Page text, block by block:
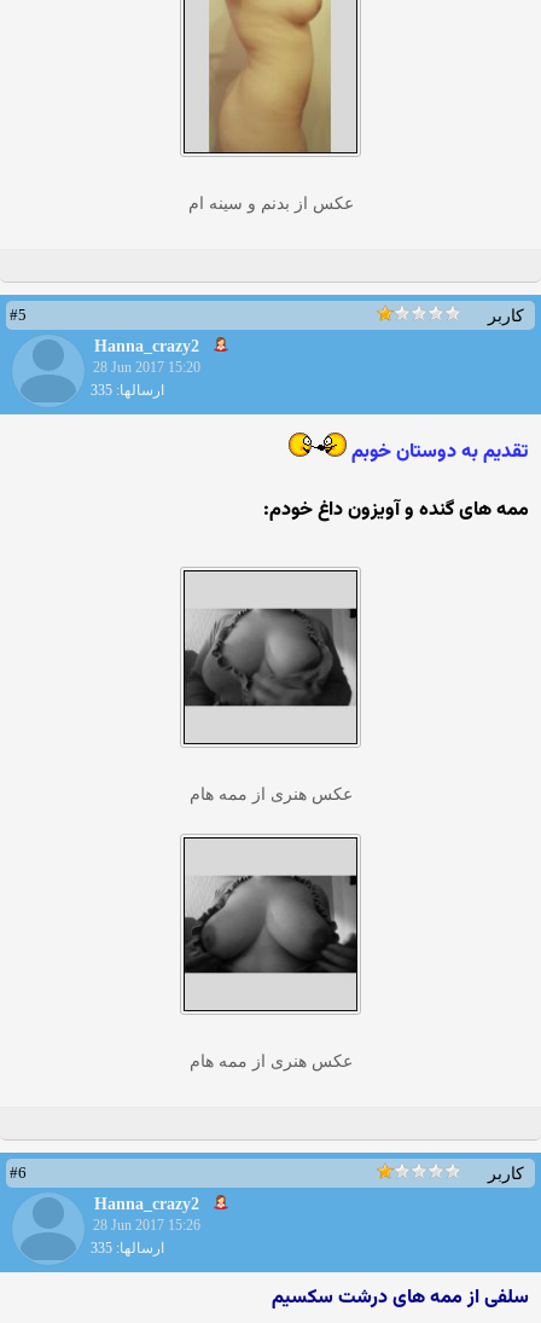
عکس از بدنم و سینه ام
کاربر
#5
Hanna_crazy2
28 Jun 2017 15:20
ارسالها: 335
تقدیم به دوستان خوبم
ممه های گنده و آویزون داغ خودم:
عکس هنری از ممه هام
عکس هنری از ممه هام
کاربر
#6
Hanna_crazy2
28 Jun 2017 15:26
ارسالها: 335
سلفی از ممه های درشت سکسیم